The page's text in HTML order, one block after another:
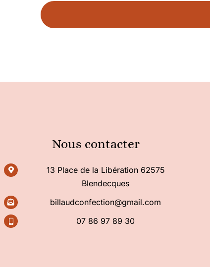
Nous contacter
13 Place de la Libération 62575
Blendecques
billaudconfection@gmail.com
07 86 97 89 30